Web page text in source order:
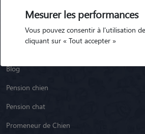
Garde Animaux
Garde Nac
Blog
Pension chien
Pension chat
Promeneur de Chien
Mesurer les performances
Vous pouvez consentir à l'utilisation
cliquant sur « Tout accepter »